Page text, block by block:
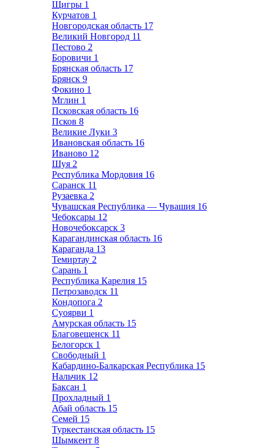
Щигры 1
Курчатов 1
Новгородская область 17
Великий Новгород 11
Пестово 2
Боровичи 1
Брянская область 17
Брянск 9
Фокино 1
Мглин 1
Псковская область 16
Псков 8
Великие Луки 3
Ивановская область 16
Иваново 12
Шуя 2
Республика Мордовия 16
Саранск 11
Рузаевка 2
Чувашская Республика — Чувашия 16
Чебоксары 12
Новочебоксарск 3
Карагандинская область 16
Караганда 13
Темиртау 2
Сарань 1
Республика Карелия 15
Петрозаводск 11
Кондопога 2
Суоярви 1
Амурская область 15
Благовещенск 11
Белогорск 1
Свободный 1
Кабардино-Балкарская Республика 15
Нальчик 12
Баксан 1
Прохладный 1
Абай область 15
Семей 15
Туркестанская область 15
Шымкент 8